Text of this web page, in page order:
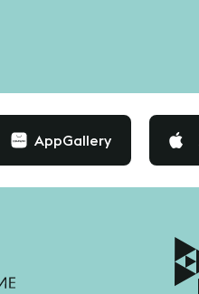
AppGallery